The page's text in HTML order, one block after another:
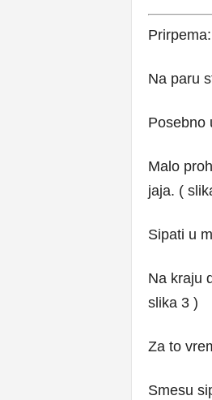
Prirpema:
Na paru
Posebno
Malo
jaja. (
Sipati u
Na kraju
slika 3 )
Za to
Smesu